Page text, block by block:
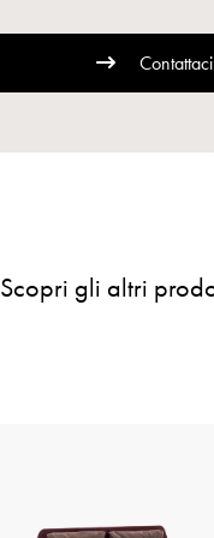
Contattaci
Scopri gli altri